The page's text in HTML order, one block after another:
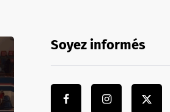
Soyez informés